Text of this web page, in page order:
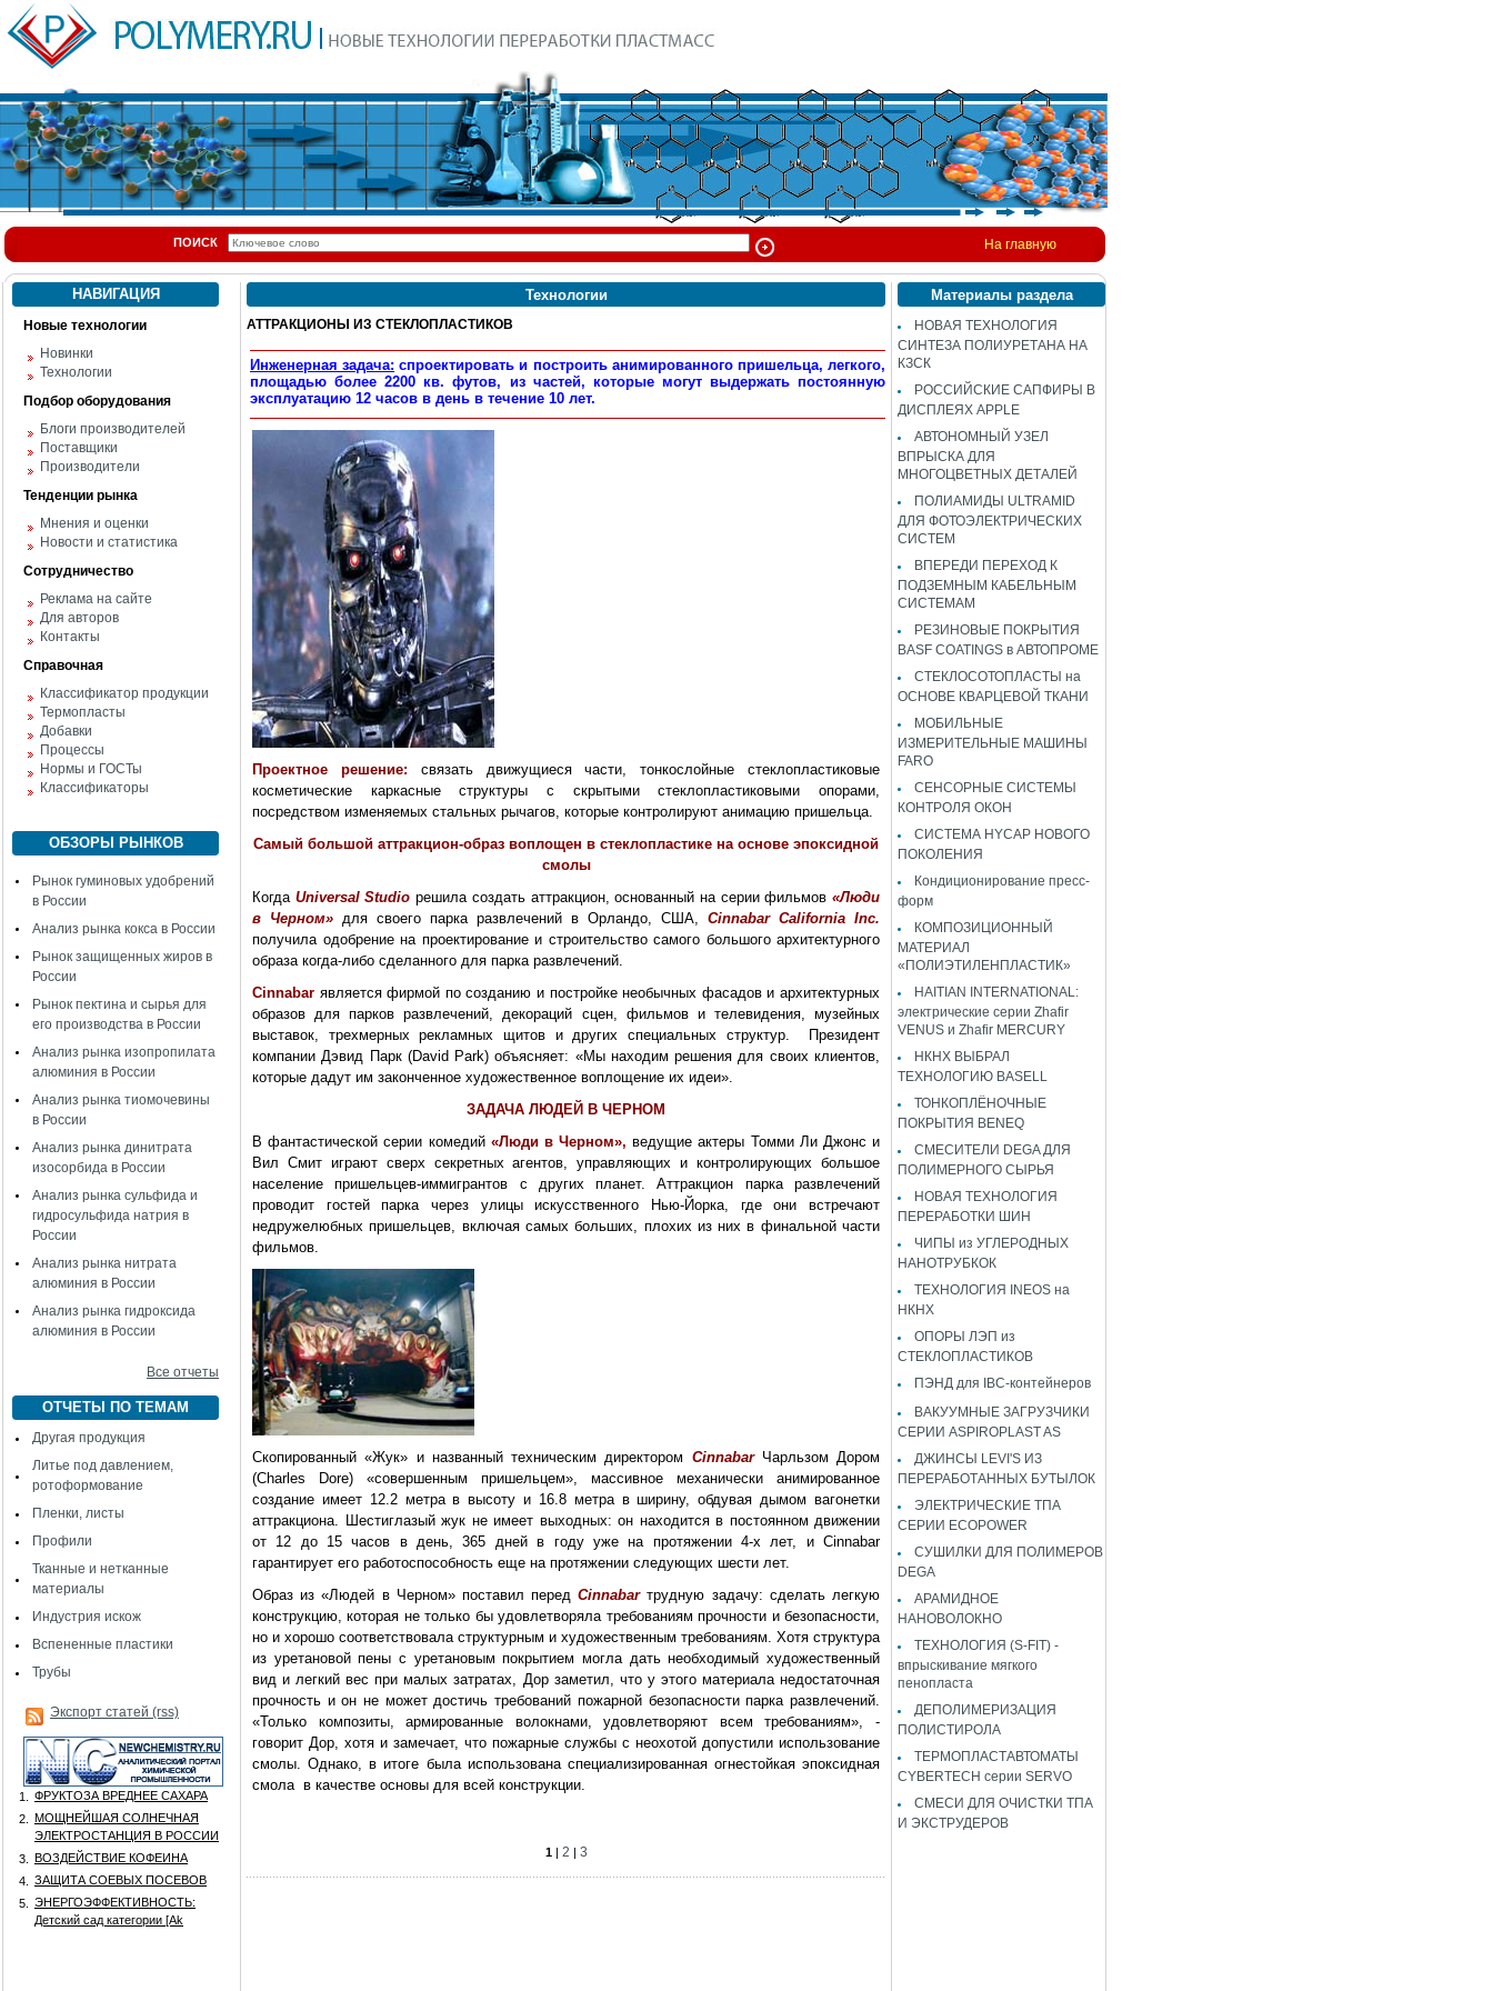
ПОИСК На главную
НАВИГАЦИЯ
Новые технологии
Новинки
Технологии
Подбор оборудования
Блоги производителей
Поставщики
Производители
Тенденции рынка
Мнения и оценки
Новости и статистика
Сотрудничество
Реклама на сайте
Для авторов
Контакты
Справочная
Классификатор продукции
Термопласты
Добавки
Процессы
Нормы и ГОСТы
Классификаторы
ОБЗОРЫ РЫНКОВ
Рынок гуминовых удобрений
в России
Анализ рынка кокса в России
Рынок защищенных жиров в
России
Рынок пектина и сырья для
его производства в России
Анализ рынка изопропилата
алюминия в России
Анализ рынка тиомочевины
в России
Анализ рынка динитрата
изосорбида в России
Анализ рынка сульфида и
гидросульфида натрия в
России
Анализ рынка нитрата
алюминия в России
Анализ рынка гидроксида
алюминия в России
Все отчеты
ОТЧЕТЫ ПО ТЕМАМ
Другая продукция
Литье под давлением,
ротоформование
Пленки, листы
Профили
Тканные и нетканные
материалы
Индустрия искож
Вспененные пластики
Трубы
Экспорт статей (rss)
1.
ФРУКТОЗА ВРЕДНЕЕ САХАРА
2.
МОЩНЕЙШАЯ СОЛНЕЧНАЯ
ЭЛЕКТРОСТАНЦИЯ В РОССИИ
3.
ВОЗДЕЙСТВИЕ КОФЕИНА
4.
ЗАЩИТА СОЕВЫХ ПОСЕВОВ
5.
ЭНЕРГОЭФФЕКТИВНОСТЬ:
Детский сад категории [Аk
Технологии
АТТРАКЦИОНЫ ИЗ СТЕКЛОПЛАСТИКОВ
Инженерная задача: спроектировать и построить анимированного пришельца, легкого,
площадью более 2200 кв. футов, из частей, которые могут выдержать постоянную
эксплуатацию 12 часов в день в течение 10 лет.
Проектное решение: связать движущиеся части, тонкослойные стеклопластиковые
косметические каркасные структуры с скрытыми стеклопластиковыми опорами,
посредством изменяемых стальных рычагов, которые контролируют анимацию пришельца.
Самый большой аттракцион-образ воплощен в стеклопластике на основе эпоксидной
смолы
Когда Universal Studio решила создать аттракцион, основанный на серии фильмов«Люди
в Черном» для своего парка развлечений в Орландо, США, Cinnabar California Inc.
получила одобрение на проектирование и строительство самого большого архитектурного
образа когда-либо сделанного для парка развлечений.
Cinnabar является фирмой по созданию и постройке необычных фасадов и архитектурных
образов для парков развлечений, декораций сцен, фильмов и телевидения, музейных
выставок, трехмерных рекламных щитов и других специальных структур. Президент
компании Дэвид Парк (David Park) объясняет: «Мы находим решения для своих клиентов,
которые дадут им законченное художественное воплощение их идеи».
ЗАДАЧА ЛЮДЕЙ В ЧЕРНОМ
В фантастической серии комедий «Люди в Черном», ведущие актеры Томми Ли Джонс и
Вил Смит играют сверх секретных агентов, управляющих и контролирующих большое
население пришельцев-иммигрантов с других планет. Аттракцион парка развлечений
проводит гостей парка через улицы искусственного Нью-Йорка, где они встречают
недружелюбных пришельцев, включая самых больших, плохих из них в финальной части
фильмов.
Скопированный «Жук» и названный техническим директором Cinnabar Чарльзом Дором
(Charles Dore) «совершенным пришельцем», массивное механически анимированное
создание имеет 12.2 метра в высоту и 16.8 метра в ширину, обдувая дымом вагонетки
аттракциона. Шестиглазый жук не имеет выходных: он находится в постоянном движении
от 12 до 15 часов в день, 365 дней в году уже на протяжении 4-х лет, и Cinnabar
гарантирует его работоспособность еще на протяжении следующих шести лет.
Образ из «Людей в Черном» поставил передCinnabarтрудную задачу: сделать легкую
конструкцию, которая не только бы удовлетворяла требованиям прочности и безопасности,
но и хорошо соответствовала структурным и художественным требованиям. Хотя структура
из уретановой пены с уретановым покрытием могла дать необходимый художественный
вид и легкий вес при малых затратах, Дор заметил, что у этого материала недостаточная
прочность и он не может достичь требований пожарной безопасности парка развлечений.
«Только композиты, армированные волокнами, удовлетворяют всем требованиям», -
говорит Дор, хотя и замечает, что пожарные службы с неохотой допустили использование
смолы. Однако, в итоге была использована специализированная огнестойкая эпоксидная
смола в качестве основы для всей конструкции.
1| 2 | 3
Материалы раздела
НОВАЯ ТЕХНОЛОГИЯ
СИНТЕЗА ПОЛИУРЕТАНА НА
КЗСК
РОССИЙСКИЕ САПФИРЫ В
ДИСПЛЕЯХ APPLE
АВТОНОМНЫЙ УЗЕЛ
ВПРЫСКА ДЛЯ
МНОГОЦВЕТНЫХ ДЕТАЛЕЙ
ПОЛИАМИДЫ ULTRAMID
ДЛЯ ФОТОЭЛЕКТРИЧЕСКИХ
СИСТЕМ
ВПЕРЕДИ ПЕРЕХОД К
ПОДЗЕМНЫМ КАБЕЛЬНЫМ
СИСТЕМАМ
РЕЗИНОВЫЕ ПОКРЫТИЯ
BASF COATINGS в АВТОПРОМЕ
СТЕКЛОСОТОПЛАСТЫ на
ОСНОВЕ КВАРЦЕВОЙ ТКАНИ
МОБИЛЬНЫЕ
ИЗМЕРИТЕЛЬНЫЕ МАШИНЫ
FARO
СЕНСОРНЫЕ СИСТЕМЫ
КОНТРОЛЯ ОКОН
СИСТЕМА HYCAP НОВОГО
ПОКОЛЕНИЯ
Кондиционирование пресс-
форм
КОМПОЗИЦИОННЫЙ
МАТЕРИАЛ
«ПОЛИЭТИЛЕНПЛАСТИК»
HAITIAN INTERNATIONAL:
электрические серии Zhafir
VENUS и Zhafir MERCURY
НКНХ ВЫБРАЛ
ТЕХНОЛОГИЮ BASELL
ТОНКОПЛЁНОЧНЫЕ
ПОКРЫТИЯ BENEQ
СМЕСИТЕЛИ DEGA ДЛЯ
ПОЛИМЕРНОГО СЫРЬЯ
НОВАЯ ТЕХНОЛОГИЯ
ПЕРЕРАБОТКИ ШИН
ЧИПЫ из УГЛЕРОДНЫХ
НАНОТРУБКОК
ТЕХНОЛОГИЯ INEOS на
НКНХ
ОПОРЫ ЛЭП из
СТЕКЛОПЛАСТИКОВ
ПЭНД для IBC-контейнеров
ВАКУУМНЫЕ ЗАГРУЗЧИКИ
СЕРИИ ASPIROPLAST AS
ДЖИНСЫ LEVI'S ИЗ
ПЕРЕРАБОТАННЫХ БУТЫЛОК
ЭЛЕКТРИЧЕСКИЕ ТПА
СЕРИИ ECOPOWER
СУШИЛКИ ДЛЯ ПОЛИМЕРОВ
DEGA
АРАМИДНОЕ
НАНОВОЛОКНО
ТЕХНОЛОГИЯ (S-FIT) -
впрыскивание мягкого
пенопласта
ДЕПОЛИМЕРИЗАЦИЯ
ПОЛИСТИРОЛА
ТЕРМОПЛАСТАВТОМАТЫ
CYBERTECH серии SERVO
СМЕСИ ДЛЯ ОЧИСТКИ ТПА
И ЭКСТРУДЕРОВ